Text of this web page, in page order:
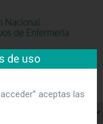
de
de uso
aceptas las